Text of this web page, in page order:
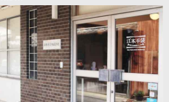
ださい。 水主にあるお墓参りに行く
伺いします。 取り急ぎ お礼まで
温まるメッセージをいただき、誠
ございます！ キジトラ刺繍や着用
迅速な対応にご満足いただけて大
ます。外出時の気分を上げるお手